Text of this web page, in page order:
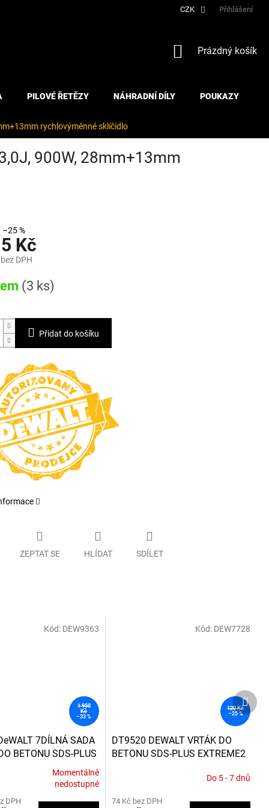
CZK Přihlášení
NÁKUPNÍ
Prázdný košík
PILOVÉ ŘETĚZY NÁHRADNÍ DÍLY POUKAZY
rychlovýměnné sklíčidlo
900W, 28mm+13mm
–25 %
Kč
DPH
(3 ks)
Přidat do košíku
ZEPTAT SE HLÍDAT SDÍLET
1 950
Kč
–33 %
7DÍLNÁ SADA
BETONU SDS-PLUS
Momentálně
nedostupné
DPH
Kód: DEW9363
120 Kč
–25 %
DT9520 DEWALT VRTÁK DO
BETONU SDS-PLUS EXTREME2
Do 5 - 7 dnů
74 Kč bez DPH
Kód: DEW7728
Další